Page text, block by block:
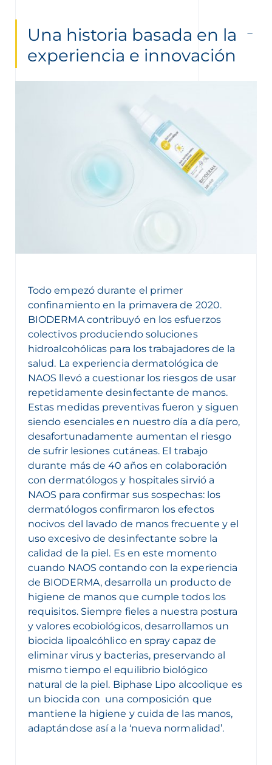
Una historia basada en la
experiencia e innovación
Todo empezó durante el primer
confinamiento en la primavera de 2020.
BIODERMA contribuyó en los esfuerzos
colectivos produciendo soluciones
hidroalcohólicas para los trabajadores de la
salud. La experiencia dermatológica de
NAOS llevó a cuestionar los riesgos de usar
repetidamente desinfectante de manos.
Estas medidas preventivas fueron y siguen
siendo esenciales en nuestro día a día pero,
desafortunadamente aumentan el riesgo
de sufrir lesiones cutáneas. El trabajo
durante más de 40 años en colaboración
con dermatólogos y hospitales sirvió a
NAOS para confirmar sus sospechas: los
dermatólogos confirmaron los efectos
nocivos del lavado de manos frecuente y el
uso excesivo de desinfectante sobre la
calidad de la piel. Es en este momento
cuando NAOS contando con la experiencia
de BIODERMA, desarrolla un producto de
higiene de manos que cumple todos los
requisitos. Siempre fieles a nuestra postura
y valores ecobiológicos, desarrollamos un
biocida lipoalcóhlico en spraycapaz de
eliminar virus y bacterias, preservando al
mismo tiempo el equilibrio biológico
natural de la piel. Biphase Lipo alcoolique es
un biocida con una composición que
mantiene la higiene y cuida de las manos,
adaptándose así a la ‘nueva normalidad’.